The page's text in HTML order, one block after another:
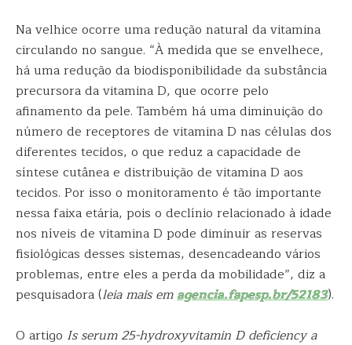
Na velhice ocorre uma redução natural da vitamina
circulando no sangue. “À medida que se envelhece,
há uma redução da biodisponibilidade da substância
precursora da vitamina D, que ocorre pelo
afinamento da pele. Também há uma diminuição do
número de receptores de vitamina D nas células dos
diferentes tecidos, o que reduz a capacidade de
síntese cutânea e distribuição de vitamina D aos
tecidos. Por isso o monitoramento é tão importante
nessa faixa etária, pois o declínio relacionado à idade
nos níveis de vitamina D pode diminuir as reservas
fisiológicas desses sistemas, desencadeando vários
problemas, entre eles a perda da mobilidade”, diz a
pesquisadora (leia mais emagencia.fapesp.br/52183).
O artigo Is serum 25-hydroxyvitamin D deficiency a